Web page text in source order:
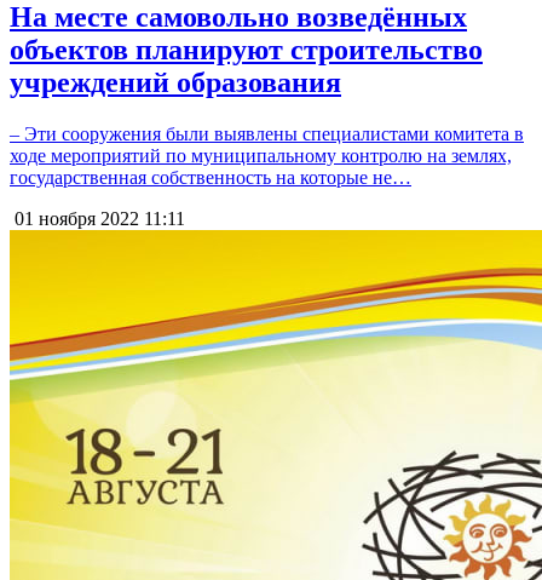
На месте самовольно возведённых
объектов планируют строительство
учреждений образования
– Эти сооружения были выявлены специалистами комитета в
ходе мероприятий по муниципальному контролю на землях,
государственная собственность на которые не…
01 ноября 2022 11:11